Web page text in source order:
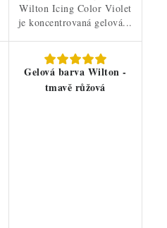
Wilton Icing Color Violet
je koncentrovaná gelová...
Gelová barva Wilton -
tmavě růžová